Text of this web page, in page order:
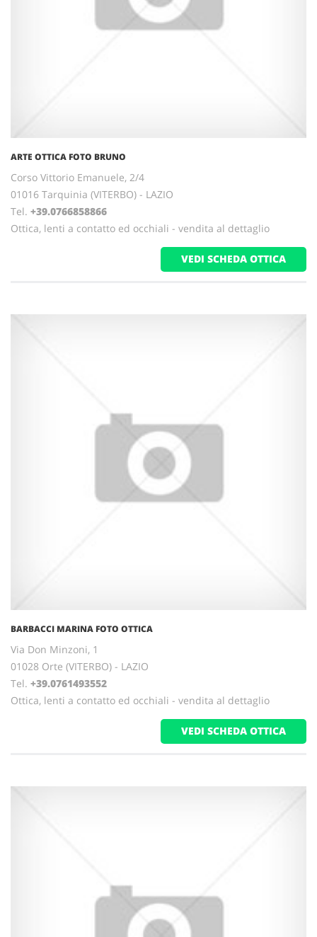
ARTE OTTICA FOTO BRUNO
Corso Vittorio Emanuele, 2/4
01016 Tarquinia (VITERBO) - LAZIO
Tel. +39.0766858866
Ottica, lenti a contatto ed occhiali - vendita al dettaglio
VEDI SCHEDA OTTICA
BARBACCI MARINA FOTO OTTICA
Via Don Minzoni, 1
01028 Orte (VITERBO) - LAZIO
Tel. +39.0761493552
Ottica, lenti a contatto ed occhiali - vendita al dettaglio
VEDI SCHEDA OTTICA